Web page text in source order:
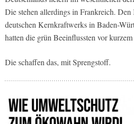
Die stehen allerdings in Frankreich.
deutschen Kernkraftwerks in Baden-
hatten die grün Beeinflussten vor
Die schaffen das, mit Sprengstoff.